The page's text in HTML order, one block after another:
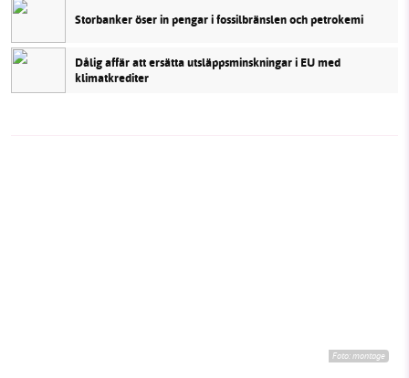
Storbanker öser in pengar i fossilbränslen och petrokemi
Dålig affär att ersätta utsläppsminskningar i EU med
klimatkrediter
Foto:montage